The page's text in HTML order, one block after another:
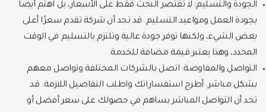
الجودة والتسليم: لا تقتصر البحث فقط على الأسعار، بل اهتم أيضًا
بجودة العمل ومواعيد التسليم. قد تجد أن شركة تقدم سعرًا أعلى
بعض الشيء، ولكنها توفر جودة عالية وتلتزم بالتسليم في الوقت
المحدد، وهذا يعتبر قيمة مضافة للخدمة.
التواصل والمفاوضة: اتصل بالشركات المختلفة وتواصل معهم
بشكل مباشر. أطرح استفساراتك واطلب التفاصيل اللازمة. قد
تجد أن التواصل المباشر يساهم في حصولك على سعر أفضل أو